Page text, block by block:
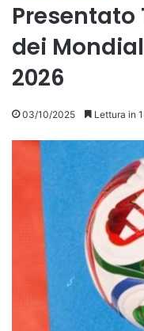
Presentato
dei
2026
03/10/2025 Lettura in